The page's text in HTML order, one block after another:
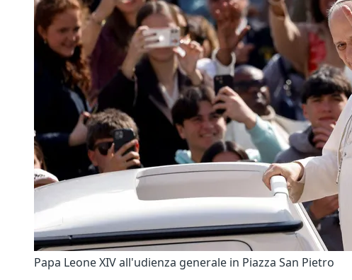
Papa Leone XIV all'udienza generale in Piazza San Pietro